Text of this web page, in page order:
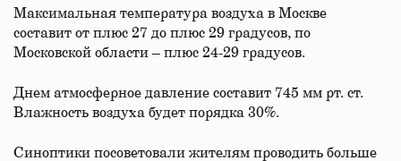
Максимальная температура воздуха в Москве
составит от плюс 27 до плюс 29 градусов, по
Московской области – плюс 24-29 градусов.
Днем атмосферное давление составит 745 мм рт. ст.
Влажность воздуха будет порядка 30%.
Синоптики посоветовали жителям проводить больше